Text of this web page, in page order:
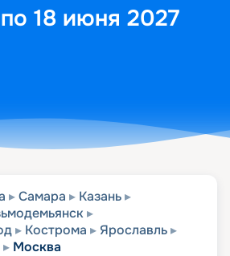
18 июня 2027
Самара
Казань
Кострома
Ярославль
Москва